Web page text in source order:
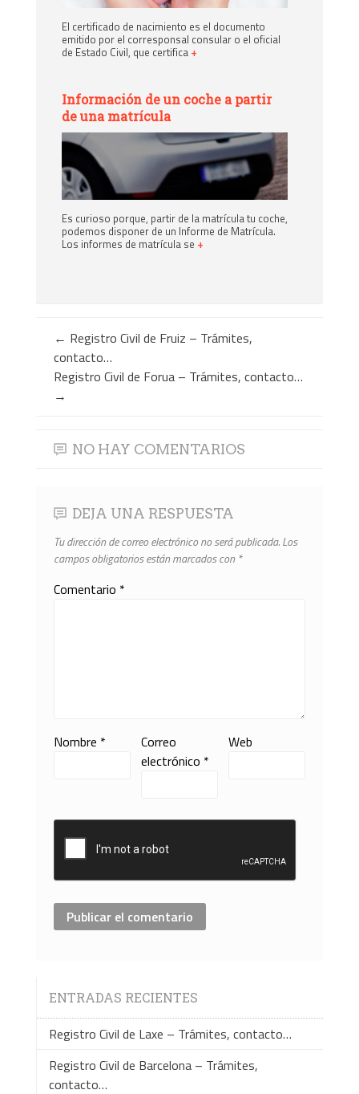
El certificado de nacimiento es el documento
emitido por el corresponsal consular o el oficial
de Estado Civil, que certifica +
Información de un coche a partir
de una matrícula
Es curioso porque, partir de la matrícula tu coche,
podemos disponer de un Informe de Matrícula.
Los informes de matrícula se +
← Registro Civil de Fruiz – Trámites,
contacto…
Registro Civil de Forua – Trámites, contacto…
→
NO HAY COMENTARIOS
DEJA UNA RESPUESTA
Tu dirección de correo electrónico no será publicada.Los
campos obligatorios están marcados con *
Comentario *
Nombre *
Correo
electrónico *
Web
ENTRADAS RECIENTES
Registro Civil de Laxe – Trámites, contacto…
Registro Civil de Barcelona – Trámites,
contacto…